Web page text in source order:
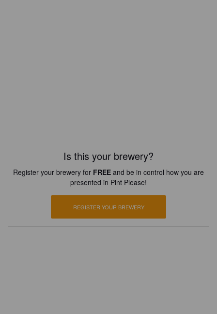
Is this your brewery?
Register your brewery for FREE and be in control how you are
presented in Pint Please!
REGISTER YOUR BREWERY